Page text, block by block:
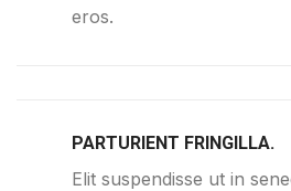
eros.
PARTURIENT FRINGILLA.
Elit suspendisse ut in